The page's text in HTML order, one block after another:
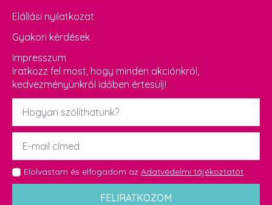
Elállási nyilatkozat
Gyakori kérdések
Impresszum
Iratkozz fel most, hogy minden akciónkról,
kedvezményünkről időben értesülj!
Név
Email
GDPR
*
Elolvastam és elfogadom az Adatvédelmi tájékoztatót.
FELIRATKOZOM